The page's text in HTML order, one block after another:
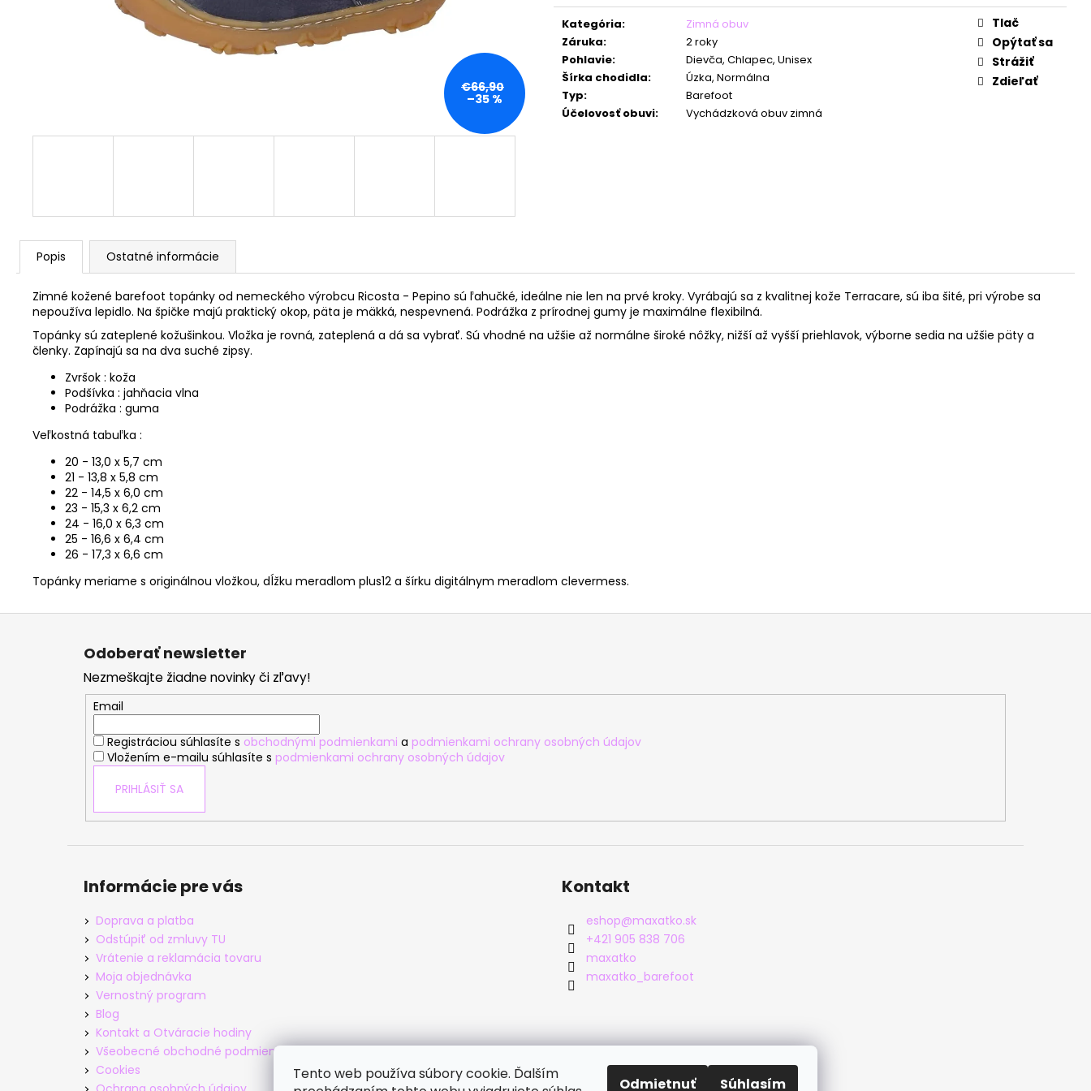
Tento web používa súbory cookie. Ďalším
Odmietnuť Súhlasím
Jednotková
cena:
Kategória:
Zimná obuv
Záruka:
2 roky
Pohlavie:
Dievča, Chlapec, Unisex
Šírka chodidla:
Úzka, Normálna
Typ:
Barefoot
Účelovosť obuvi: Vychádzková obuv zimná
Tlač
Opýtať sa
Strážiť
Zdieľať
€66,90
–35 %
Popis Ostatné informácie
Zimné kožené barefoot topánky od nemeckého výrobcu Ricosta - Pepino sú ľahučké, ideálne nie len na prvé kroky. Vyrábajú sa z kvalitnej kože Terracare, sú iba šité, pri výrobe sa
nepoužíva lepidlo. Na špičke majú praktický okop, päta je mäkká, nespevnená. Podrážka z prírodnej gumy je maximálne flexibilná.
Topánky sú zateplené kožušinkou. Vložka je rovná, zateplená a dá sa vybrať. Sú vhodné na užšie až normálne široké nôžky, nižší až vyšší priehlavok, výborne sedia na užšie päty a
členky. Zapínajú sa na dva suché zipsy.
Zvršok : koža
Podšívka : jahňacia vlna
Podrážka : guma
Veľkostná tabuľka :
20 - 13,0 x 5,7 cm
21 - 13,8 x 5,8 cm
22 - 14,5 x 6,0 cm
23 - 15,3 x 6,2 cm
24 - 16,0 x 6,3 cm
25 - 16,6 x 6,4 cm
26 - 17,3 x 6,6 cm
Topánky meriame s originálnou vložkou, dĺžku meradlom plus12 a šírku digitálnym meradlom clevermess.
Z
Odoberať newsletter
Nezmeškajte žiadne novinky či zľavy!
Email
Registráciou súhlasíte s obchodnými podmienkami a podmienkami ochrany osobných údajov
Vložením e-mailu súhlasíte s podmienkami ochrany osobných údajov
PRIHLÁSIŤ SA
Informácie pre vás
Doprava a platba
Odstúpiť od zmluvy TU
Vrátenie a reklamácia tovaru
Moja objednávka
Vernostný program
Blog
Kontakt a Otváracie hodiny
Všeobecné obchodné podmienky
Cookies
Kontakt
eshop@maxatko.sk
+421 905 838 706
maxatko
maxatko_barefoot